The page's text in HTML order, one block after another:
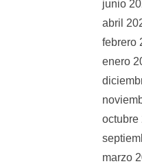
junio
abril
febrero
enero
octubre
marzo